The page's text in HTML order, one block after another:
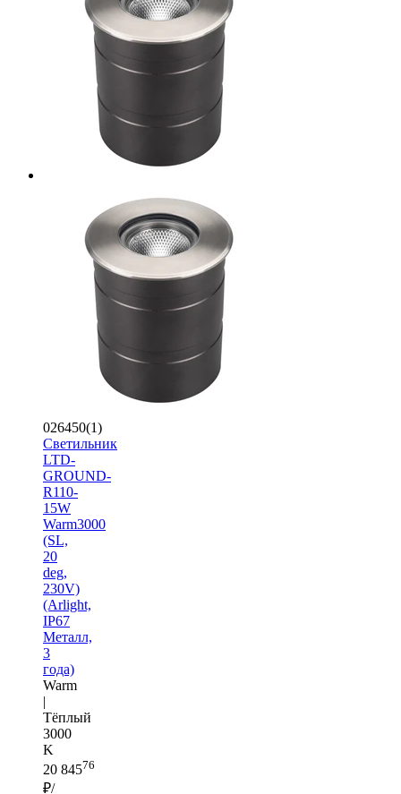
026450(1)
Светильник
LTD-
GROUND-
R110-
15W
Warm3000
(SL,
20
deg,
230V)
(Arlight,
IP67
Металл,
3
года)
Warm
|
Тёплый
3000
K
20 84576
₽/